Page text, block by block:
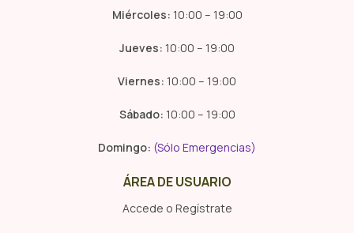
Miércoles: 10:00 – 19:00
Jueves: 10:00 – 19:00
Viernes: 10:00 – 19:00
Sábado: 10:00 – 19:00
Domingo: (Sólo Emergencias)
ÁREA DE USUARIO
Accede o Regístrate